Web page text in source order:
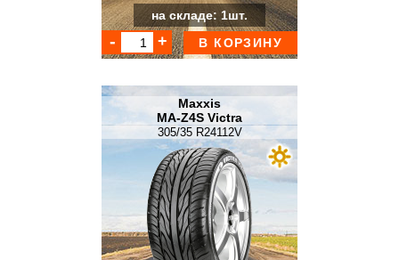
на складе: 1шт.
В КОРЗИНУ
Maxxis
MA-Z4S Victra
305/35 R24112V